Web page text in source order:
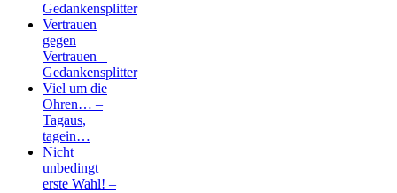
Gedankensplitter
Vertrauen
gegen
Vertrauen –
Gedankensplitter
Viel um die
Ohren… –
Tagaus,
tagein…
Nicht
unbedingt
erste Wahl! –